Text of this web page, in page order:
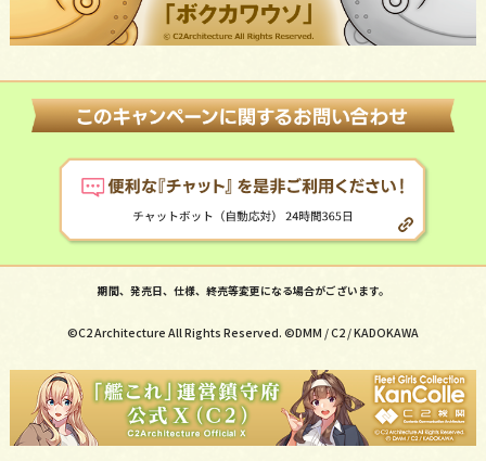
期間、発売日、仕様、終売等変更になる場合がございます。
©C2 Architecture All Rights Reserved. ©DMM / C2 / KADOKAWA